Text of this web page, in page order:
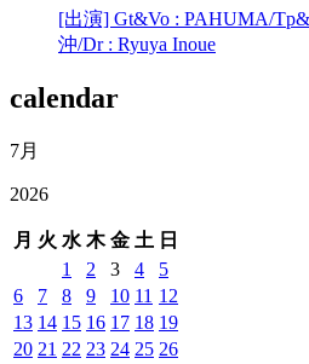
[出演] Gt&Vo : PAHUMA/
沖/Dr : Ryuya Inoue
calendar
7月
2026
月 火 水 木 金 土 日
1 2 3 4
5
6
7 8 9 10 11 12
13 14 15 16 17 18 19
20 21 22 23 24 25 26